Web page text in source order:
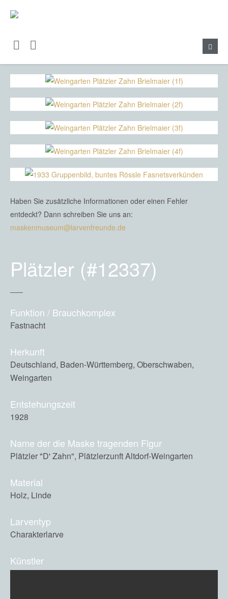
Haben Sie zusätzliche Informationen oder einen Fehler
entdeckt? Dann schreiben Sie uns an:
maskenmuseum@larvenfreunde.de
Plätzler (#12337)
Funktion / Brauchkomplex
Fastnacht
Herkunft
Deutschland, Baden-Württemberg, Oberschwaben,
Weingarten
Entstehungszeit
1928
Name der die Maske tragenden Figur
Plätzler "D' Zahn", Plätzlerzunft Altdorf-Weingarten
Material
Holz, Linde
Larventyp
Charakterlarve
Künstler